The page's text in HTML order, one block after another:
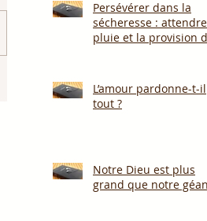
Persévérer dans la
sécheresse : attendre
pluie et la provision
L’amour pardonne-t-il
tout ?
Notre Dieu est plus
grand que notre